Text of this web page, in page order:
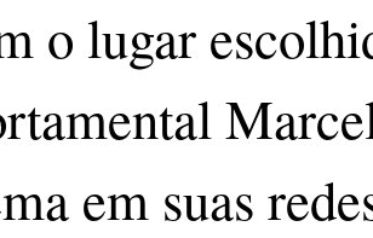
o lugar
em suas